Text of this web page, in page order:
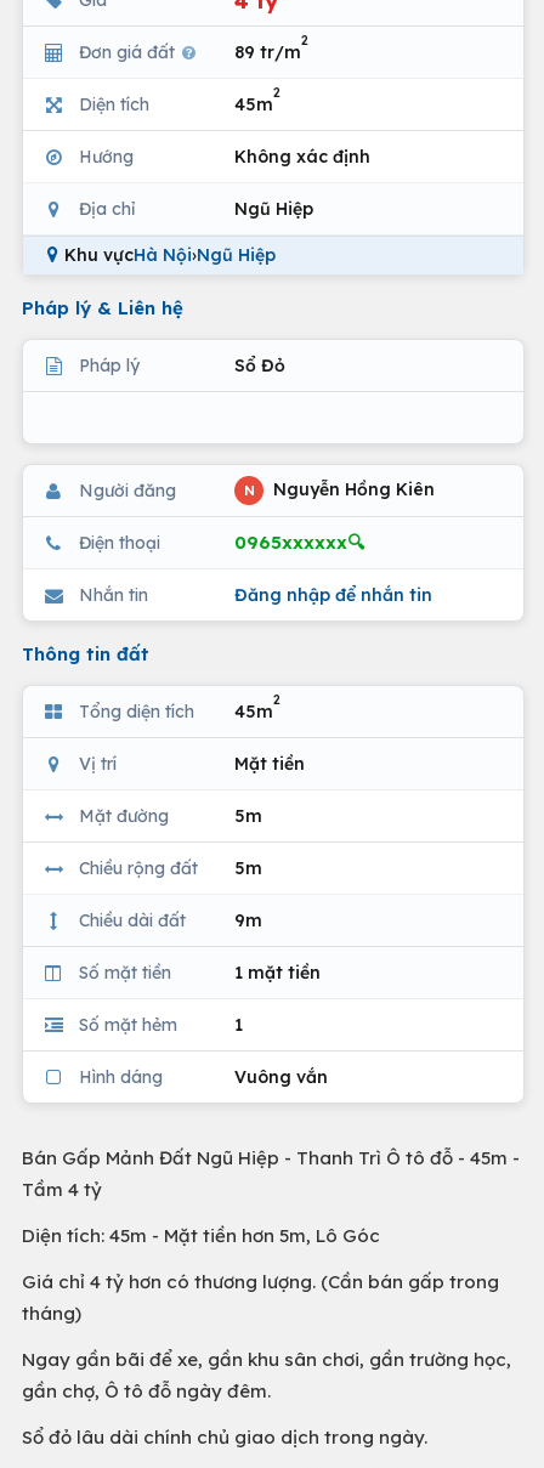
Đơn giá đất 89 tr/m
2
Diện tích 45m
2
Hướng Không xác định
Địa chỉ Ngũ Hiệp
Khu vựcHà Nội›Ngũ Hiệp
Pháp lý & Liên hệ
Pháp lý Sổ Đỏ
Người đăng N Nguyễn Hồng Kiên
Điện thoại 0965xxxxxx🔍
Nhắn tin Đăng nhập để nhắn tin
Thông tin đất
Tổng diện tích 45m
2
Vị trí Mặt tiền
Mặt đường 5m
Chiều rộng đất 5m
Chiều dài đất 9m
Số mặt tiền 1 mặt tiền
Số mặt hẻm 1
Hình dáng Vuông vắn
Bán Gấp Mảnh Đất Ngũ Hiệp - Thanh Trì Ô tô đỗ - 45m -
Tầm 4 tỷ
Diện tích: 45m - Mặt tiền hơn 5m, Lô Góc
Giá chỉ 4 tỷ hơn có thương lượng. (Cần bán gấp trong
tháng)
Ngay gần bãi để xe, gần khu sân chơi, gần trường học,
gần chợ, Ô tô đỗ ngày đêm.
Sổ đỏ lâu dài chính chủ giao dịch trong ngày.